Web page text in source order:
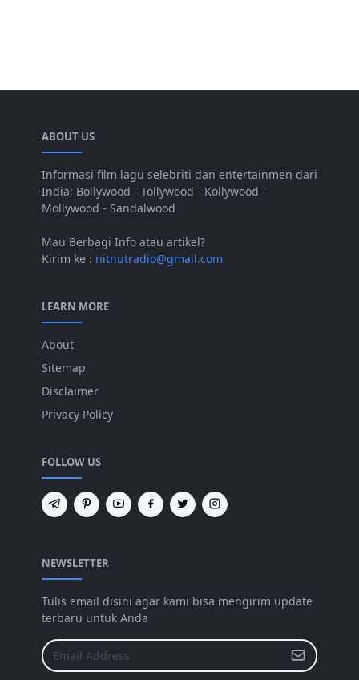
ABOUT US
Informasi film lagu selebriti dan entertainmen dari
India; Bollywood - Tollywood - Kollywood -
Mollywood - Sandalwood
Mau Berbagi Info atau artikel?
Kirim ke : nitnutradio@gmail.com
LEARN MORE
About
Sitemap
Disclaimer
Privacy Policy
FOLLOW US
NEWSLETTER
Tulis email disini agar kami bisa mengirim update
terbaru untuk Anda